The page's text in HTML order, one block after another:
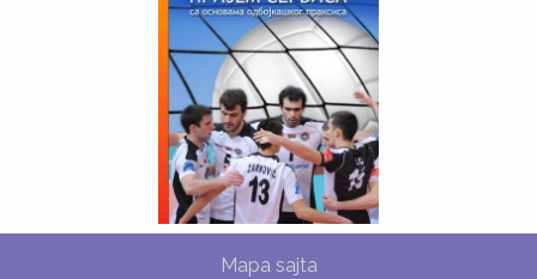
Mapa sajta